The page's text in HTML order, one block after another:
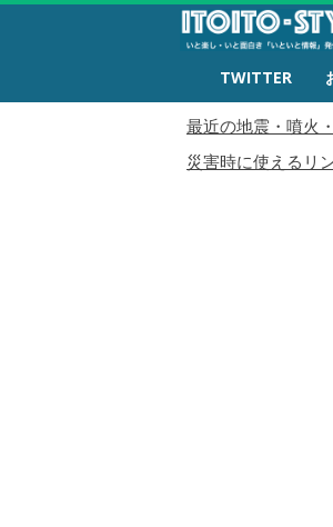
TWITTER
最近の地震・噴火
災害時に使えるリ